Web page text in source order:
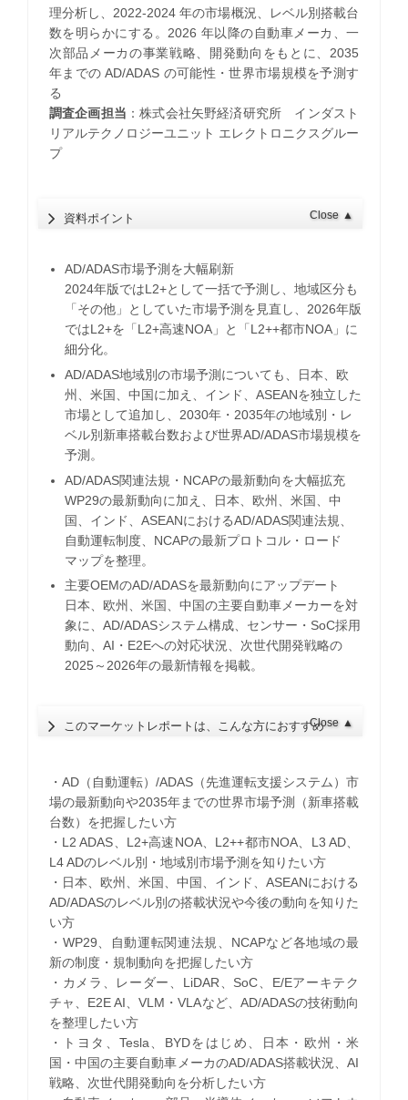
理分析し、2022-2024 年の市場概況、レベル別搭載台
数を明らかにする。2026 年以降の自動車メーカ、一
次部品メーカの事業戦略、開発動向をもとに、2035
年までの AD/ADAS の可能性・世界市場規模を予測す
る
調査企画担当 ：株式会社矢野経済研究所 インダスト
リアルテクノロジーユニット エレクトロニクスグルー
プ
資料ポイント Close ▲
AD/ADAS市場予測を大幅刷新
2024年版ではL2+として一括で予測し、地域区分も
「その他」としていた市場予測を見直し、2026年版
ではL2+を「L2+高速NOA」と「L2++都市NOA」に
細分化。
AD/ADAS地域別の市場予測についても、日本、欧
州、米国、中国に加え、インド、ASEANを独立した
市場として追加し、2030年・2035年の地域別・レ
ベル別新車搭載台数および世界AD/ADAS市場規模を
予測。
AD/ADAS関連法規・NCAPの最新動向を大幅拡充
WP29の最新動向に加え、日本、欧州、米国、中
国、インド、ASEANにおけるAD/ADAS関連法規、
自動運転制度、NCAPの最新プロトコル・ロード
マップを整理。
主要OEMのAD/ADASを最新動向にアップデート
日本、欧州、米国、中国の主要自動車メーカーを対
象に、AD/ADASシステム構成、センサー・SoC採用
動向、AI・E2Eへの対応状況、次世代開発戦略の
2025～2026年の最新情報を掲載。
このマーケットレポートは、こんな方におすすめClose ▲
・AD（自動運転）/ADAS（先進運転支援システム）市
場の最新動向や2035年までの世界市場予測（新車搭載
台数）を把握したい方
・L2 ADAS、L2+高速NOA、L2++都市NOA、L3 AD、
L4 ADのレベル別・地域別市場予測を知りたい方
・日本、欧州、米国、中国、インド、ASEANにおける
AD/ADASのレベル別の搭載状況や今後の動向を知りた
い方
・WP29、自動運転関連法規、NCAPなど各地域の最
新の制度・規制動向を把握したい方
・カメラ、レーダー、LiDAR、SoC、E/Eアーキテク
チャ、E2E AI、VLM・VLAなど、AD/ADASの技術動向
を整理したい方
・トヨタ、Tesla、BYDをはじめ、日本・欧州・米
国・中国の主要自動車メーカのAD/ADAS搭載状況、AI
戦略、次世代開発動向を分析したい方